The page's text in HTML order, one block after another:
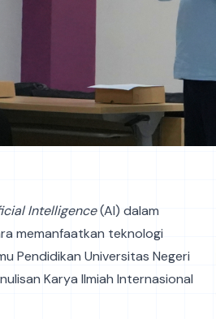
Intelligence(AI) dalam
memanfaatkan teknologi
Pendidikan Universitas Negeri
Karya Ilmiah Internasional